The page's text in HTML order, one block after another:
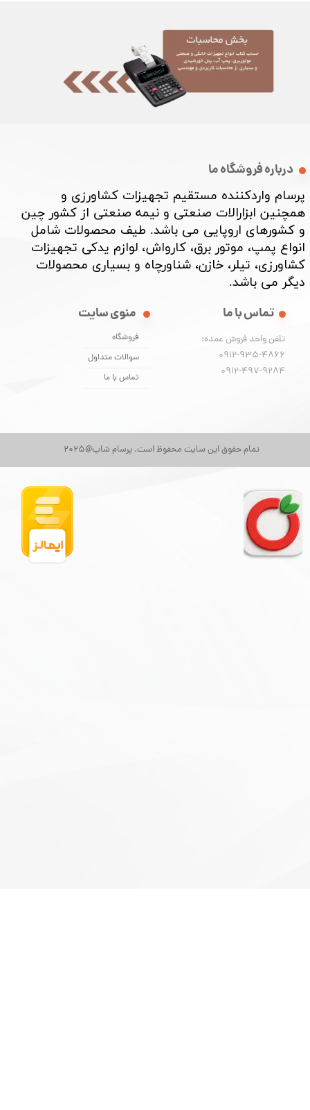
تمام حقوق این سایت محفوظ است. پرسام شاپ@2025
درباره فروشگاه ما
پرسام واردکننده مستقیم تجهیزات کشاورزی و
همچنین ابزارالات صنعتی و نیمه صنعتی از کشور چین
و کشورهای اروپایی می باشد. طیف محصولات شامل
انواع پمپ، موتور برق، کارواش، لوازم یدکی تجهیزات
کشاورزی، تیلر، خازن، شناورچاه و بسیاری محصولات
دیگر می باشد. ​​​​​​​
منوی سایت
فروشگاه
سوالات متداول
تماس با ما
تماس با ما
تلفن واحد فروش عمده:
0912-935-4866
​​​​​​​0912-497-9284